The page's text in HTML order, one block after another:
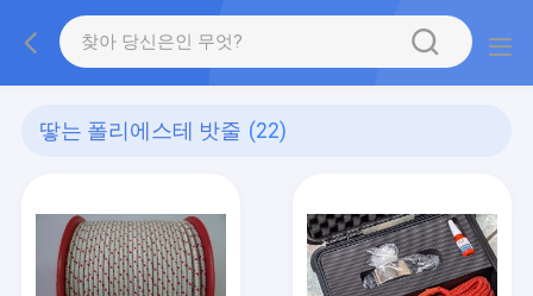
땋는 폴리에스테 밧줄 (22)